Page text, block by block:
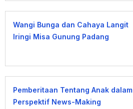
Wangi Bunga dan Cahaya Langit
Iringi Misa Gunung Padang
Pemberitaan Tentang Anak dalam
Perspektif News-Making